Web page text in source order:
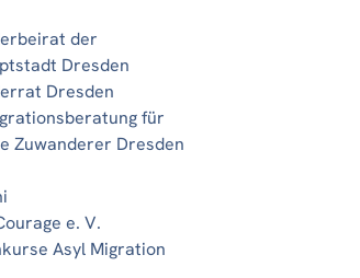
der
Dresden
Dresden
für
Zuwanderer Dresden
e. V.
Asyl Migration